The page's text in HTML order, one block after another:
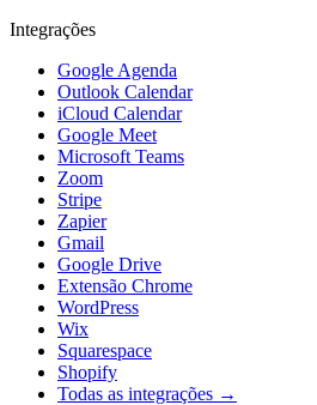
Integrações
Google Agenda
Outlook Calendar
iCloud Calendar
Google Meet
Microsoft Teams
Zoom
Stripe
Zapier
Gmail
Google Drive
Extensão Chrome
WordPress
Wix
Squarespace
Shopify
Todas as integrações →